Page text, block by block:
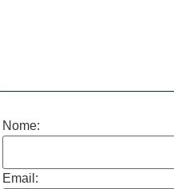
Nome:
Email: